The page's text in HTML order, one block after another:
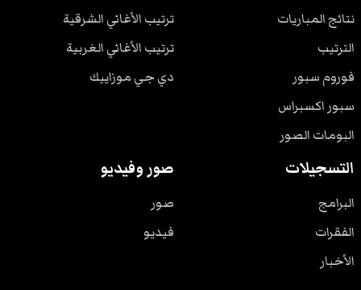
نتائج المباريات
الترتيب
فوروم سبور
سبور اكسبراس
البومات الصور
ترتيب الأغاني الشرقية
ترتيب الأغاني الغربية
دي جي موزاييك
التسجيلات
البرامج
الفقرات
الأخبار
صور وفيديو
صور
فيديو